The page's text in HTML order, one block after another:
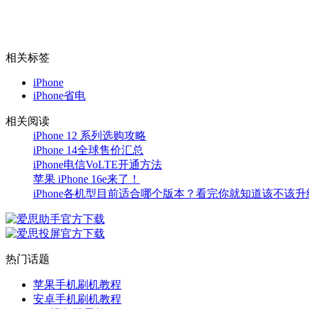
相关标签
iPhone
iPhone省电
相关阅读
iPhone 12 系列选购攻略
iPhone 14全球售价汇总
iPhone电信VoLTE开通方法
苹果 iPhone 16e来了！
iPhone各机型目前适合哪个版本？看完你就知道该不该升
热门话题
苹果手机刷机教程
安卓手机刷机教程